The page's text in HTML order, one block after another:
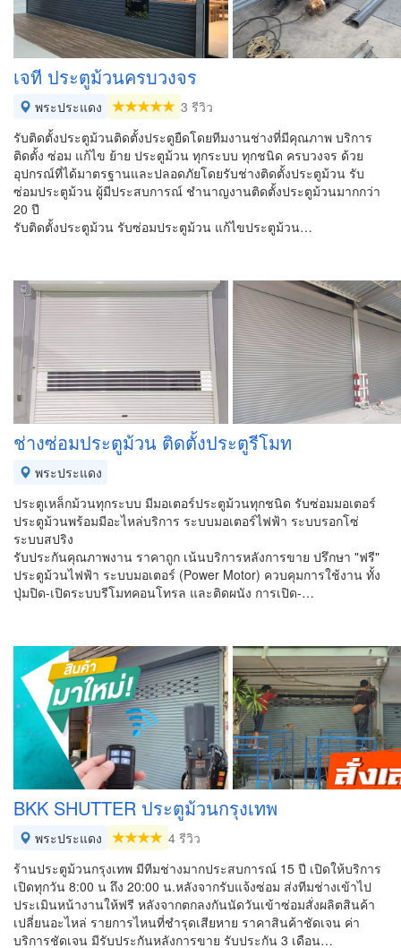
เจที ประตูม้วนครบวงจร
พระประแดง
3 รีวิว
รับติดตั้งประตูม้วนติดตั้งประตูยืดโดยทีมงานช่างที่มีคุณภาพ บริการ
ติดตั้ง ซ่อม แก้ไข ย้าย ประตูม้วน ทุกระบบ ทุกชนิด ครบวงจร ด้วย
อุปกรณ์ที่ได้มาตรฐานและปลอดภัยโดยรับช่างติดตั้งประตูม้วน รับ
ซ่อมประตูม้วน ผู้มีประสบการณ์ ชำนาญงานติดตั้งประตูม้วนมากกว่า
20 ปี
รับติดตั้งประตูม้วน รับซ่อมประตูม้วน แก้ไขประตูม้วน…
ช่างซ่อมประตูม้วน ติดตั้งประตูรีโมท
พระประแดง
ประตูเหล็กม้วนทุกระบบ มีมอเตอร์ประตูม้วนทุกชนิด รับซ่อมมอเตอร์
ประตูม้วนพร้อมมีอะไหล่บริการ ระบบมอเตอร์ไฟฟ้า ระบบรอกโซ่
ระบบสปริง
รับประกันคุณภาพงาน ราคาถูก เน้นบริการหลังการขาย ปรึกษา "ฟรี"
ประตูม้วนไฟฟ้า ระบบมอเตอร์ (Power Motor) ควบคุมการใช้งาน ทั้ง
ปุ่มปิด-เปิดระบบรีโมทคอนโทรล และติดผนัง การเปิด-…
BKK SHUTTER ประตูม้วนกรุงเทพ
พระประแดง
4 รีวิว
ร้านประตูม้วนกรุงเทพ มีทีมช่างมากประสบการณ์ 15 ปี เปิดให้บริการ
เปิดทุกวัน 8:00 น ถึง 20:00 น.หลังจากรับแจ้งซ่อม ส่งทีมช่างเข้าไป
ประเมินหน้างานให้ฟรี หลังจากตกลงกันนัดวันเข้าซ่อมสั่งผลิตสินค้า
เปลี่ยนอะไหล่ รายการไหนที่ชำรุดเสียหาย ราคาสินค้าชัดเจน ค่า
บริการชัดเจน มีรับประกันหลังการขาย รับประกัน 3 เดือน…